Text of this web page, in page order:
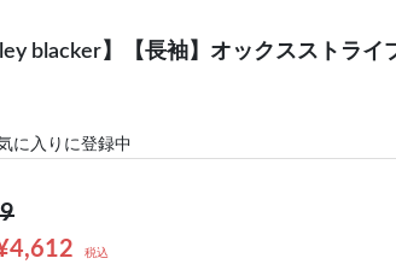
blacker】【長袖】オックスストラ
に入りに登録中
税込